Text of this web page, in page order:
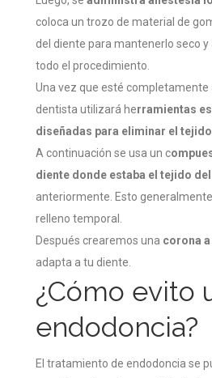
coloca un trozo de material de
del diente para mantenerlo seco
todo el procedimiento.
Una vez que esté completamente
dentista utilizará herramientas
diseñadas para eliminar el
A continuación se usa un c
diente donde estaba el tejido
anteriormente. Esto
relleno temporal.
Después crearemos una corona
adapta a tu diente.
¿Cómo evito
endodoncia?
El tratamiento de endodoncia se